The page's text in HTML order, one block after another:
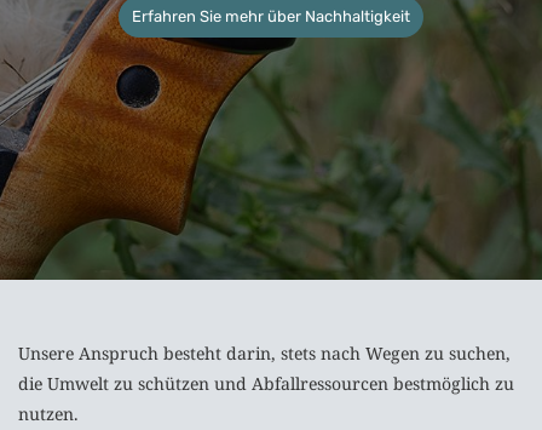
Erfahren Sie mehr über Nachhaltigkeit
Unsere Anspruch besteht darin, stets nach Wegen zu suchen,
die Umwelt zu schützen und Abfallressourcen bestmöglich zu
nutzen.